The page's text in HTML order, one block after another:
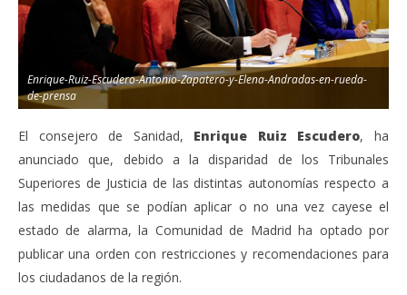
Enrique-Ruiz-Escudero-Antonio-Zapatero-y-Elena-Andradas-en-rueda-
de-prensa
El consejero de Sanidad, Enrique Ruiz Escudero, ha
anunciado que, debido a la disparidad de los Tribunales
Superiores de Justicia de las distintas autonomías respecto a
las medidas que se podían aplicar o no una vez cayese el
estado de alarma, la Comunidad de Madrid ha optado por
publicar una orden con restricciones y recomendaciones para
los ciudadanos de la región.